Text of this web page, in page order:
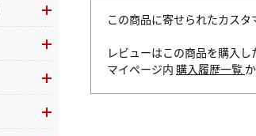
この商品に寄せられたカスタ
レビューはこの商品を購入し
マイページ内 購入履歴一覧